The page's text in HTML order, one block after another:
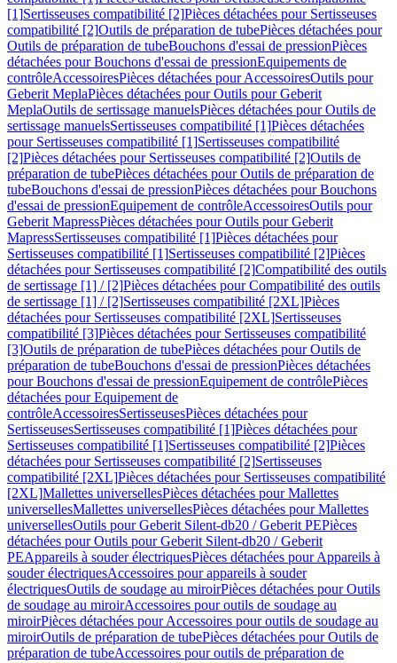
[1]Sertisseuses compatibilité [2]Pièces détachées pour Sertisseuses
compatibilité [2]Outils de préparation de tubePièces détachées pour
Outils de préparation de tubeBouchons d'essai de pressionPièces
détachées pour Bouchons d'essai de pressionEquipements de
contrôleAccessoiresPièces détachées pour AccessoiresOutils pour
Geberit MeplaPièces détachées pour Outils pour Geberit
MeplaOutils de sertissage manuelsPièces détachées pour Outils de
sertissage manuelsSertisseuses compatibilité [1]Pièces détachées
pour Sertisseuses compatibilité [1]Sertisseuses compatibilité
[2]Pièces détachées pour Sertisseuses compatibilité [2]Outils de
préparation de tubePièces détachées pour Outils de préparation de
tubeBouchons d'essai de pressionPièces détachées pour Bouchons
d'essai de pressionEquipement de contrôleAccessoiresOutils pour
Geberit MapressPièces détachées pour Outils pour Geberit
MapressSertisseuses compatibilité [1]Pièces détachées pour
Sertisseuses compatibilité [1]Sertisseuses compatibilité [2]Pièces
détachées pour Sertisseuses compatibilité [2]Compatibilité des outils
de sertissage [1] / [2]Pièces détachées pour Compatibilité des outils
de sertissage [1] / [2]Sertisseuses compatibilité [2XL]Pièces
détachées pour Sertisseuses compatibilité [2XL]Sertisseuses
compatibilité [3]Pièces détachées pour Sertisseuses compatibilité
[3]Outils de préparation de tubePièces détachées pour Outils de
préparation de tubeBouchons d'essai de pressionPièces détachées
pour Bouchons d'essai de pressionEquipement de contrôlePièces
détachées pour Equipement de
contrôleAccessoiresSertisseusesPièces détachées pour
SertisseusesSertisseuses compatibilité [1]Pièces détachées pour
Sertisseuses compatibilité [1]Sertisseuses compatibilité [2]Pièces
détachées pour Sertisseuses compatibilité [2]Sertisseuses
compatibilité [2XL]Pièces détachées pour Sertisseuses compatibilité
[2XL]Mallettes universellesPièces détachées pour Mallettes
universellesMallettes universellesPièces détachées pour Mallettes
universellesOutils pour Geberit Silent-db20 / Geberit PEPièces
détachées pour Outils pour Geberit Silent-db20 / Geberit
PEAppareils à souder électriquesPièces détachées pour Appareils à
souder électriquesAccessoires pour appareils à souder
électriquesOutils de soudage au miroirPièces détachées pour Outils
de soudage au miroirAccessoires pour outils de soudage au
miroirPièces détachées pour Accessoires pour outils de soudage au
miroirOutils de préparation de tubePièces détachées pour Outils de
préparation de tubeAccessoires pour outils de préparation de